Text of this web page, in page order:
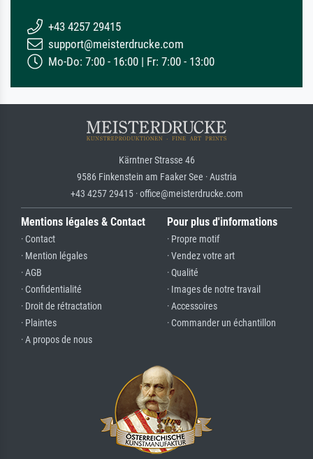
+43 4257 29415
support@meisterdrucke.com
Mo-Do: 7:00 - 16:00 | Fr: 7:00 - 13:00
Kärntner Strasse 46
9586 Finkenstein am Faaker See · Austria
+43 4257 29415 · office@meisterdrucke.com
Mentions légales & Contact
· Contact
· Mention légales
· AGB
· Confidentialité
· Droit de rétractation
· Plaintes
· A propos de nous
Pour plus d'informations
· Propre motif
· Vendez votre art
· Qualité
· Images de notre travail
· Accessoires
· Commander un échantillon